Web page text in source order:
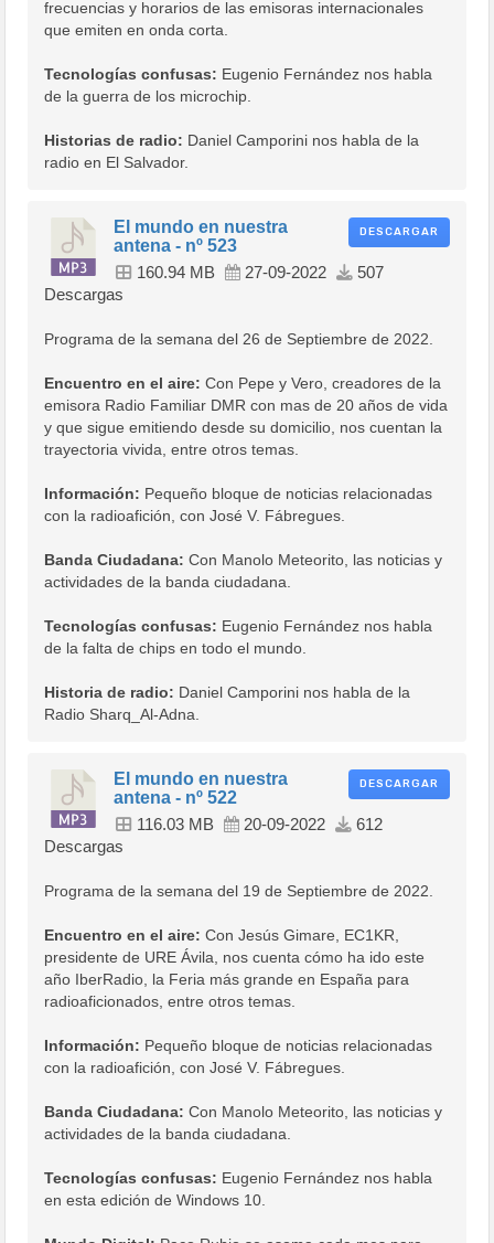
frecuencias y horarios de las emisoras internacionales
que emiten en onda corta.
Tecnologías confusas: Eugenio Fernández nos habla
de la guerra de los microchip.
Historias de radio: Daniel Camporini nos habla de la
radio en El Salvador.
DESCARGAR
El mundo en nuestra
antena - nº 523
160.94 MB 27-09-2022
507
Descargas
Programa de la semana del 26 de Septiembre de 2022.
Encuentro en el aire: Con Pepe y Vero, creadores de la
emisora Radio Familiar DMR con mas de 20 años de vida
y que sigue emitiendo desde su domicilio, nos cuentan la
trayectoria vivida, entre otros temas.
Información: Pequeño bloque de noticias relacionadas
con la radioafición, con José V. Fábregues.
Banda Ciudadana: Con Manolo Meteorito, las noticias y
actividades de la banda ciudadana.
Tecnologías confusas: Eugenio Fernández nos habla
de la falta de chips en todo el mundo.
Historia de radio: Daniel Camporini nos habla de la
Radio Sharq_Al-Adna.
DESCARGAR
El mundo en nuestra
antena - nº 522
116.03 MB 20-09-2022
612
Descargas
Programa de la semana del 19 de Septiembre de 2022.
Encuentro en el aire: Con Jesús Gimare, EC1KR,
presidente de URE Ávila, nos cuenta cómo ha ido este
año IberRadio, la Feria más grande en España para
radioaficionados, entre otros temas.
Información: Pequeño bloque de noticias relacionadas
con la radioafición, con José V. Fábregues.
Banda Ciudadana: Con Manolo Meteorito, las noticias y
actividades de la banda ciudadana.
Tecnologías confusas: Eugenio Fernández nos habla
en esta edición de Windows 10.